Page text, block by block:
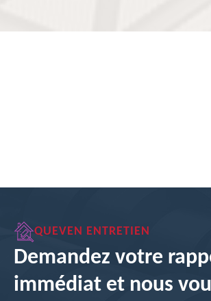
QUEVEN ENTRETIEN
Demandez votre
immédiat et nous